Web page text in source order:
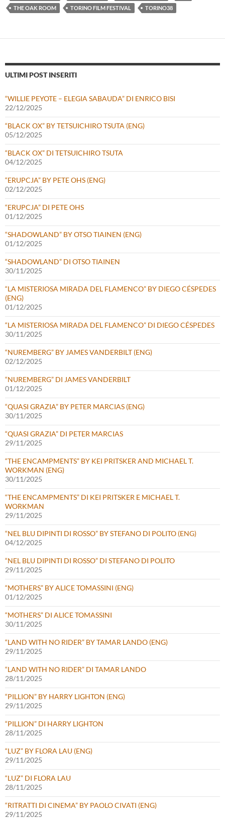
THE OAK ROOM
TORINO FILM FESTIVAL TORINO38
ULTIMI POST INSERITI
“WILLIE PEYOTE – ELEGIA SABAUDA” DI ENRICO BISI
22/12/2025
“BLACK OX” BY TETSUICHIRO TSUTA (ENG)
05/12/2025
“BLACK OX” DI TETSUICHIRO TSUTA
04/12/2025
“ERUPCJA” BY PETE OHS (ENG)
02/12/2025
“ERUPCJA” DI PETE OHS
01/12/2025
“SHADOWLAND” BY OTSO TIAINEN (ENG)
01/12/2025
“SHADOWLAND” DI OTSO TIAINEN
30/11/2025
“LA MISTERIOSA MIRADA DEL FLAMENCO” BY DIEGO CÉSPEDES
(ENG)
01/12/2025
“LA MISTERIOSA MIRADA DEL FLAMENCO” DI DIEGO CÉSPEDES
30/11/2025
“NUREMBERG” BY JAMES VANDERBILT (ENG)
02/12/2025
“NUREMBERG” DI JAMES VANDERBILT
01/12/2025
“QUASI GRAZIA” BY PETER MARCIAS (ENG)
30/11/2025
“QUASI GRAZIA” DI PETER MARCIAS
29/11/2025
“THE ENCAMPMENTS” BY KEI PRITSKER AND MICHAEL T.
WORKMAN (ENG)
30/11/2025
“THE ENCAMPMENTS” DI KEI PRITSKER E MICHAEL T.
WORKMAN
29/11/2025
“NEL BLU DIPINTI DI ROSSO” BY STEFANO DI POLITO (ENG)
04/12/2025
“NEL BLU DIPINTI DI ROSSO” DI STEFANO DI POLITO
29/11/2025
“MOTHERS” BY ALICE TOMASSINI (ENG)
01/12/2025
“MOTHERS” DI ALICE TOMASSINI
30/11/2025
“LAND WITH NO RIDER” BY TAMAR LANDO (ENG)
29/11/2025
“LAND WITH NO RIDER” DI TAMAR LANDO
28/11/2025
“PILLION” BY HARRY LIGHTON (ENG)
29/11/2025
“PILLION” DI HARRY LIGHTON
28/11/2025
“LUZ” BY FLORA LAU (ENG)
29/11/2025
“LUZ” DI FLORA LAU
28/11/2025
“RITRATTI DI CINEMA” BY PAOLO CIVATI (ENG)
29/11/2025